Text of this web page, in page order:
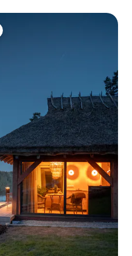
les plus aimés